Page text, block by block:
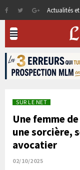
Actualités
SUR LE NET
Une femme
une sorcière,
avocatier
02/10/2025